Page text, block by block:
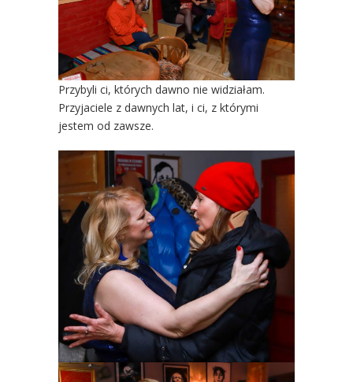
Przybyli ci, których dawno nie widziałam.
Przyjaciele z dawnych lat, i ci, z którymi
jestem od zawsze.